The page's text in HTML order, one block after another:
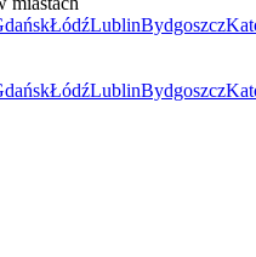
ŁódźLublinBydgoszcz
ŁódźLublinBydgoszcz